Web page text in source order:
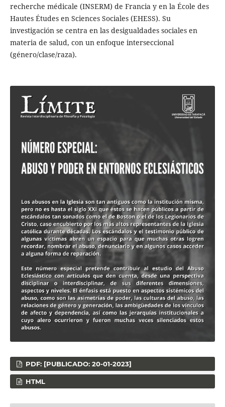
recherche médicale (INSERM) de Francia y en la École des
Hautes Études en Sciences Sociales (EHESS). Su
investigación se centra en las desigualdades sociales en
materia de salud, con un enfoque interseccional
(género/clase/raza).
PDF: [PUBLICADO: 20-01-2023]
HTML